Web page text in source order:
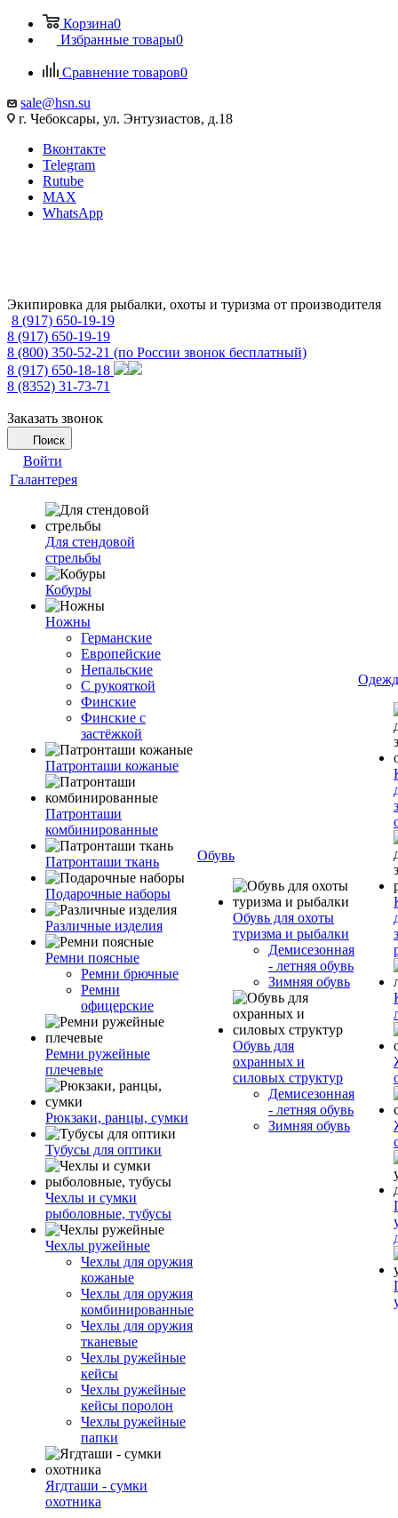
Корзина0
Избранные товары0
Сравнение товаров0
sale@hsn.su
г. Чебоксары, ул. Энтузиастов, д.18
Вконтакте
Telegram
Rutube
MAX
WhatsApp
Экипировка для рыбалки, охоты и туризма от производителя
8 (917) 650-19-19
8 (917) 650-19-19
8 (800) 350-52-21 (по России звонок бесплатный)
8 (917) 650-18-18
8 (8352) 31-73-71
Заказать звонок
Поиск
Войти
Галантерея
Для стендовой
стрельбы
Кобуры
Ножны
Германские
Европейские
Непальские
С рукояткой
Финские
Финские с
застёжкой
Патронташи кожаные
Патронташи
комбинированные
Патронташи ткань
Подарочные наборы
Различные изделия
Ремни поясные
Ремни брючные
Ремни
офицерские
Ремни ружейные
плечевые
Рюкзаки, ранцы, сумки
Тубусы для оптики
Чехлы и сумки
рыболовные, тубусы
Чехлы ружейные
Чехлы для оружия
кожаные
Чехлы для оружия
комбинированные
Чехлы для оружия
тканевые
Чехлы ружейные
кейсы
Чехлы ружейные
кейсы поролон
Чехлы ружейные
папки
Ягдташи - сумки
охотника
Обувь
Обувь для охоты
туризма и рыбалки
Демисезонная
- летняя обувь
Зимняя обувь
Обувь для
охранных и
силовых структур
Демисезонная
- летняя обувь
Зимняя обувь